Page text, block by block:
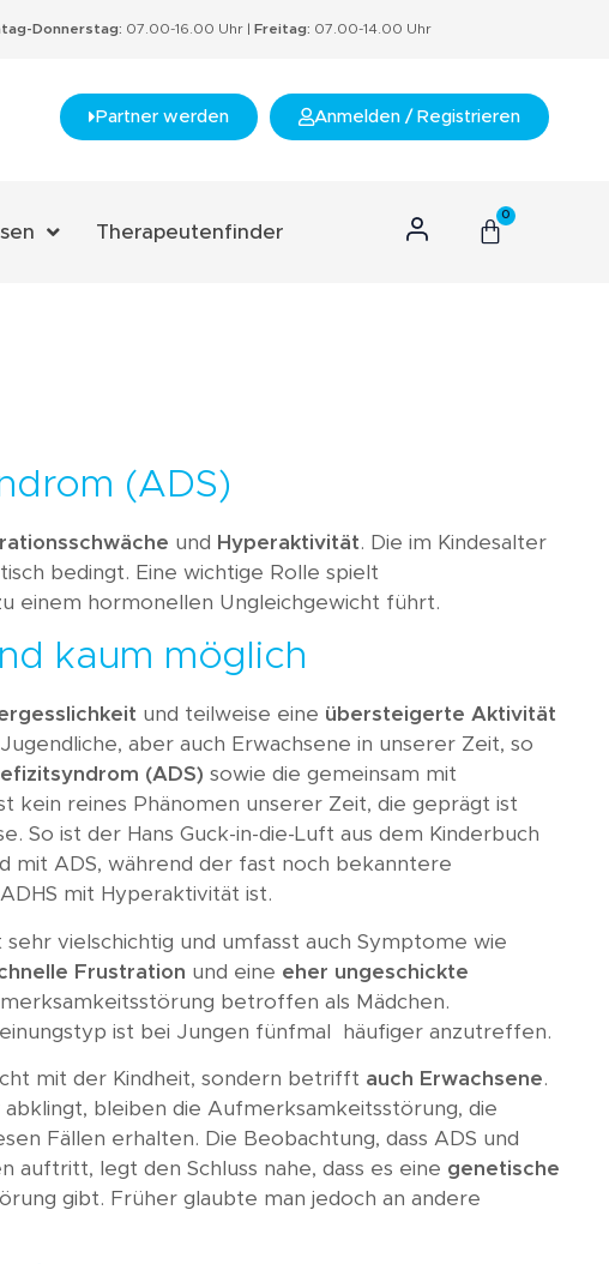
Donnerstag: 07.00-16.00 Uhr | Freitag: 07.00-14.00 Uhr
Partner werden Anmelden / Registrieren
A-Z
Therapeutenfinder
0
(ADS)
und Hyperaktivität. Die im Kindesalter
bedingt. Eine wichtige Rolle spielt
einem hormonellen Ungleichgewicht führt.
kaum möglich
und teilweise eine übersteigerte Aktivität
aber auch Erwachsene in unserer Zeit, so
(ADS)sowie die gemeinsam mit
kein reines Phänomen unserer Zeit, die geprägt ist
So ist der Hans Guck-in-die-Luft aus dem Kinderbuch
mit ADS, während der fast noch bekanntere
mit Hyperaktivität ist.
sehr vielschichtig und umfasst auch Symptome wie
Frustration und eine eher ungeschickte
betroffen als Mädchen.
ist bei Jungen fünfmal häufiger anzutreffen.
mit der Kindheit, sondern betrifft auch Erwachsene.
bleiben die Aufmerksamkeitsstörung, die
Fällen erhalten. Die Beobachtung, dass ADS und
auftritt, legt den Schluss nahe, dass es eine genetische
gibt. Früher glaubte man jedoch an andere